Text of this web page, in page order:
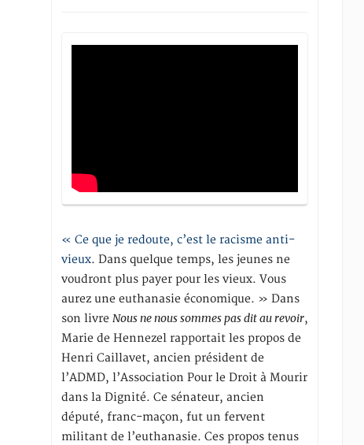
« Ce que je redoute, c’est le racisme anti-
vieux. Dans quelque temps, les jeunes ne
voudront plus payer pour les vieux. Vous
aurez une euthanasie économique. » Dans
son livreNous ne nous sommes pas dit au revoir,
Marie de Hennezel rapportait les propos de
Henri Caillavet, ancien président de
l’ADMD, l’Association Pour le Droit à Mourir
dans la Dignité. Ce sénateur, ancien
député, franc-maçon, fut un fervent
militant de l’euthanasie. Ces propos tenus